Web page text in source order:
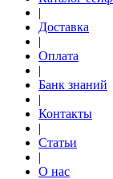
|
Доставка
|
Оплата
|
Банк знаний
|
Контакты
|
Статьи
|
О нас